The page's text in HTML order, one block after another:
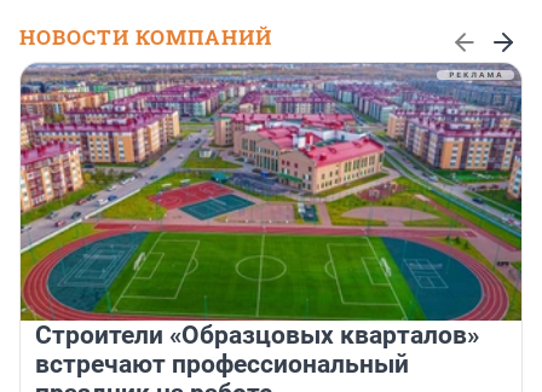
НОВОСТИ КОМПАНИЙ
Строители «Образцовых кварталов»
встречают профессиональный